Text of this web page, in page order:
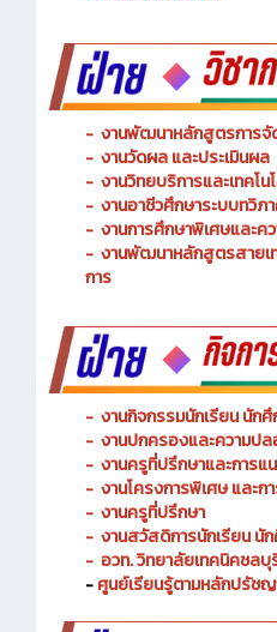
- งานพัฒนาหลักสูตรการจัด
- งานวัดผล และประเมินผล
- งานวิทยบริการและเทคโน
- งานอาชีวศึกษาระบบทวิภ
- งานการศึกษาพิเศษและคว
- งานพัฒนาหลักสูตรสายเ
- งานกิจกรรมนักเรียน นักศึ
- งานปกครองและความปล
- งานครูที่ปรึกษาและการแ
- งานโครงการพิเศษ และกา
- งานครูที่ปรึกษา
- งานสวัสดิการนักเรียน นัก
-อวท. วิทยาลัยเทคนิคชลบุรี
-ศูนย์เรียนรู้ตามหลักปรัช